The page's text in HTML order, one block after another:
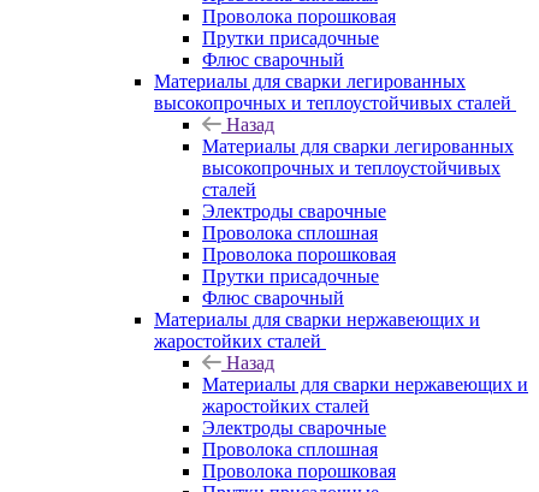
Проволока порошковая
Прутки присадочные
Флюс сварочный
Материалы для сварки легированных
высокопрочных и теплоустойчивых сталей
Назад
Материалы для сварки легированных
высокопрочных и теплоустойчивых
сталей
Электроды сварочные
Проволока сплошная
Проволока порошковая
Прутки присадочные
Флюс сварочный
Материалы для сварки нержавеющих и
жаростойких сталей
Назад
Материалы для сварки нержавеющих и
жаростойких сталей
Электроды сварочные
Проволока сплошная
Проволока порошковая